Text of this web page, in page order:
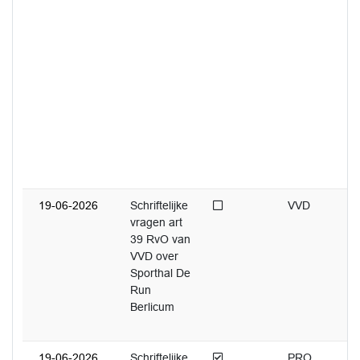
19-06-2026
Schriftelijke
vragen art
39 RvO van
VVD over
Sporthal De
Run
Berlicum
Niet afgedaanVVD
Afgedaan